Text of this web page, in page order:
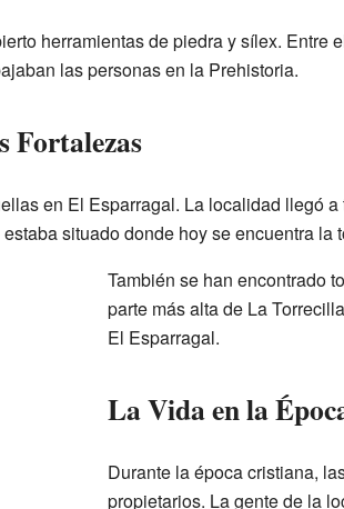
herramientas de piedra y sílex. Entre
las personas en la Prehistoria.
Fortalezas
en El Esparragal. La localidad llegó
situado donde hoy se encuentra la
También se han encontrado
parte más alta de La
El Esparragal.
La Vida en la
Durante la época cristiana,
propietarios. La gente de la